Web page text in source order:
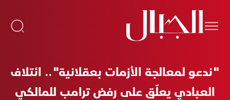
"ندعو لمعالجة الأزمات بعقلانية".. ائتلاف
العبادي يعلّق على رفض ترامب للمالكي